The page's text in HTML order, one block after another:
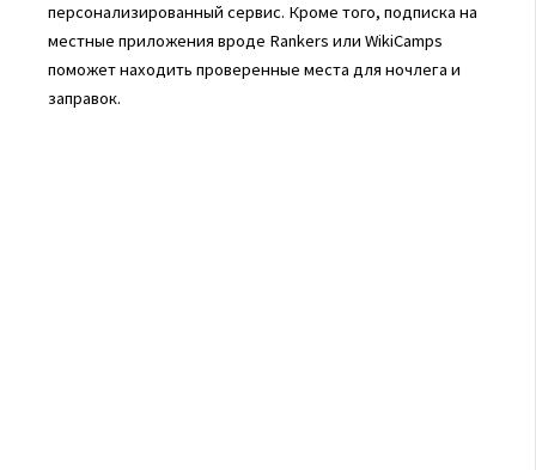
персонализированный сервис. Кроме того, подписка на
местные приложения вроде Rankers или WikiCamps
поможет находить проверенные места для ночлега и
заправок.